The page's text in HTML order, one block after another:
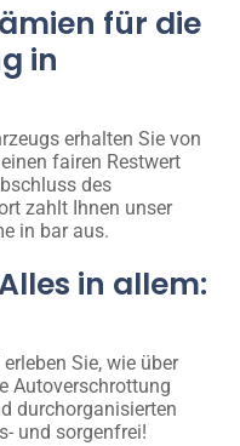
für die
in
erhalten Sie von
fairen Restwert
des
zahlt Ihnen unser
in bar aus.
in allem:
Sie, wie über
Autoverschrottung
durchorganisierten
und sorgenfrei!